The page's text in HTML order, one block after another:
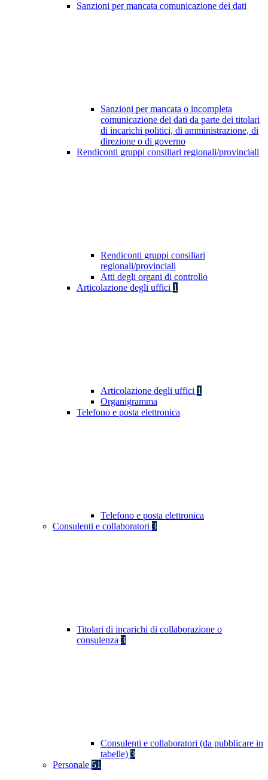
Sanzioni per mancata comunicazione dei dati
Sanzioni per mancata o incompleta
comunicazione dei dati da parte dei titolari
di incarichi politici, di amministrazione, di
direzione o di governo
Rendiconti gruppi consiliari regionali/provinciali
Rendiconti gruppi consiliari
regionali/provinciali
Atti degli organi di controllo
Articolazione degli uffici 1
Articolazione degli uffici 1
Organigramma
Telefono e posta elettronica
Telefono e posta elettronica
Consulenti e collaboratori 3
Titolari di incarichi di collaborazione o
consulenza 3
Consulenti e collaboratori (da pubblicare in
tabelle) 3
Personale 51